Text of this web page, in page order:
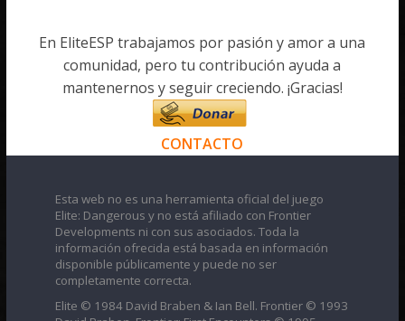
En EliteESP trabajamos por pasión y amor a una
comunidad, pero tu contribución ayuda a
mantenernos y seguir creciendo. ¡Gracias!
CONTACTO
Esta web no es una herramienta oficial del juego
Elite: Dangerous y no está afiliado con Frontier
Developments ni con sus asociados. Toda la
información ofrecida está basada en información
disponible públicamente y puede no ser
completamente correcta.
Elite © 1984 David Braben & Ian Bell. Frontier © 1993